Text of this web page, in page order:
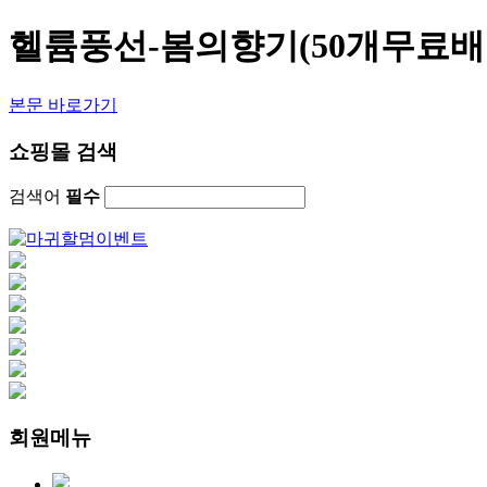
헬륨풍선-봄의향기(50개무료
본문 바로가기
쇼핑몰 검색
검색어 필수
회원메뉴